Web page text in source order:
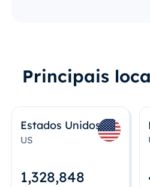
Principais
Estados Unidos
US
1,328,848